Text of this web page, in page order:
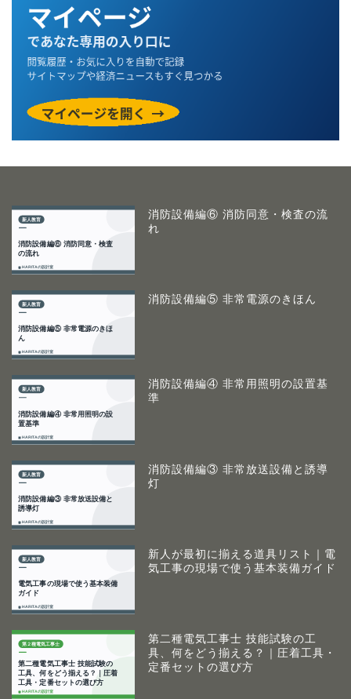
消防設備編⑥ 消防同意・検査の流
れ
消防設備編⑤ 非常電源のきほん
消防設備編④ 非常用照明の設置基
準
消防設備編③ 非常放送設備と誘導
灯
新人が最初に揃える道具リスト｜電
気工事の現場で使う基本装備ガイド
第二種電気工事士 技能試験の工
具、何をどう揃える？｜圧着工具・
定番セットの選び方